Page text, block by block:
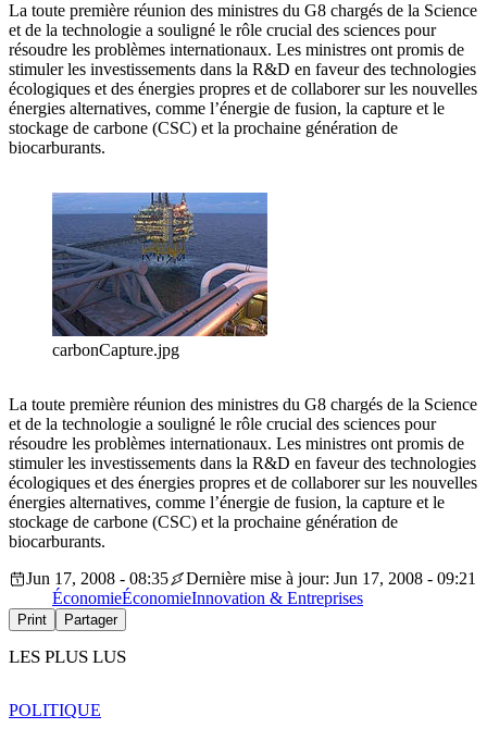
La toute première réunion des ministres du G8 chargés de la Science
et de la technologie a souligné le rôle crucial des sciences pour
résoudre les problèmes internationaux. Les ministres ont promis de
stimuler les investissements dans la R&D en faveur des technologies
écologiques et des énergies propres et de collaborer sur les nouvelles
énergies alternatives, comme l’énergie de fusion, la capture et le
stockage de carbone (CSC) et la prochaine génération de
biocarburants.
carbonCapture.jpg
La toute première réunion des ministres du G8 chargés de la Science
et de la technologie a souligné le rôle crucial des sciences pour
résoudre les problèmes internationaux. Les ministres ont promis de
stimuler les investissements dans la R&D en faveur des technologies
écologiques et des énergies propres et de collaborer sur les nouvelles
énergies alternatives, comme l’énergie de fusion, la capture et le
stockage de carbone (CSC) et la prochaine génération de
biocarburants.
Jun 17, 2008 - 08:35
Dernière mise à jour: Jun 17, 2008 - 09:21
ÉconomieÉconomieInnovation & Entreprises
Print Partager
LES PLUS LUS
POLITIQUE